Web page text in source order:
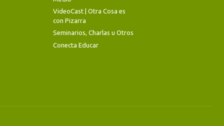
VideoCast | Otra Cosa es
con Pizarra
Seminarios, Charlas u Otros
Conecta Educar